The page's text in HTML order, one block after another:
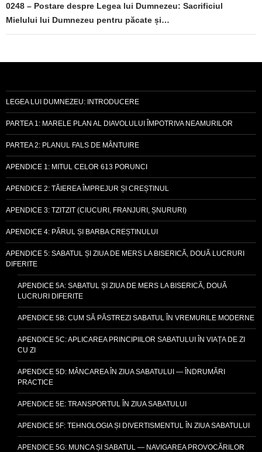
0248 – Postare despre Legea lui Dumnezeu: Sacrificiul
Mielului lui Dumnezeu pentru păcate și…
LEGEA LUI DUMNEZEU: INTRODUCERE
PARTEA 1: MARELE PLAN AL DIAVOLULUI ÎMPOTRIVA NEAMURILOR
PARTEA 2: PLANUL FALS DE MÂNTUIRE
APENDICE 1: MITUL CELOR 613 PORUNCI
APENDICE 2: TĂIEREA ÎMPREJUR ȘI CREȘTINUL
APENDICE 3: TZITZIT (CIUCURI, FRANJURI, ȘNURURI)
APENDICE 4: PĂRUL ȘI BARBA CREȘTINULUI
APENDICE 5: SABATUL ȘI ZIUA DE MERS LA BISERICĂ, DOUĂ LUCRURI
DIFERITE
APENDICE 5A: SABATUL ȘI ZIUA DE MERS LA BISERICĂ, DOUĂ
LUCRURI DIFERITE
APENDICE 5B: CUM SĂ PĂSTREZI SABATUL ÎN VREMURILE MODERNE
APENDICE 5C: APLICAREA PRINCIPIILOR SABATULUI ÎN VIAȚA DE ZI
CU ZI
APENDICE 5D: MÂNCAREA ÎN ZIUA SABATULUI — ÎNDRUMĂRI
PRACTICE
APENDICE 5E: TRANSPORTUL ÎN ZIUA SABATULUI
APENDICE 5F: TEHNOLOGIA ȘI DIVERTISMENTUL ÎN ZIUA SABATULUI
APENDICE 5G: MUNCA ȘI SABATUL — NAVIGAREA PROVOCĂRILOR